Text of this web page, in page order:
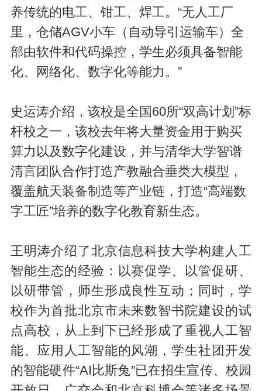
养传统的电工、钳工、焊工。“无人工厂
里，仓储AGV小车（自动导引运输车）全
部由软件和代码操控，学生必须具备智能
化、网络化、数字化等能力。”
史运涛介绍，该校是全国60所“双高计划”标
杆校之一，该校去年将大量资金用于购买
算力以及数字化建设，并与清华大学智谱
清言团队合作打造产教融合垂类大模型，
覆盖航天装备制造等产业链，打造“高端数
字工匠”培养的数字化教育新生态。
王明涛介绍了北京信息科技大学构建人工
智能生态的经验：以赛促学、以管促研、
以研带管，师生形成良性互动；同时，学
校作为首批北京市未来数智书院建设的试
点高校，从上到下已经形成了重视人工智
能、应用人工智能的风潮，学生社团开发
的智能硬件“AI比斯兔”已在招生宣传、校园